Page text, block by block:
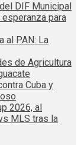
DIF Municipal
para
al PAN: La
de Agricultura
Cuba y
2026, al
MLS tras la